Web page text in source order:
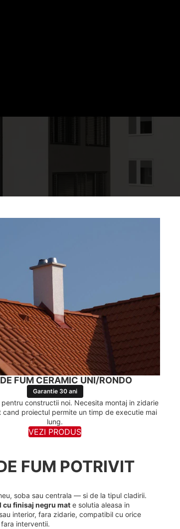
LUCRARE
FUM CERAMIC UNI/RONDO
Garantie 30 ani
pentru constructii noi. Necesita montaj in zidarie
proiectul permite un timp de executie mai
lung.
VEZI PRODUS
FUM POTRIVIT
soba sau centrala — si de la tipul cladirii.
cu finisaj negru mat e solutia aleasa in
interior, fara zidarie, compatibil cu orice
interventii.